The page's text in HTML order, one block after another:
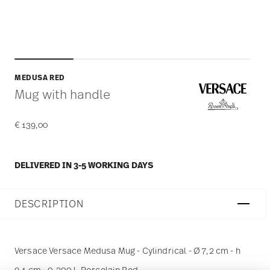
MEDUSA RED
Mug with handle
€ 139,00
DELIVERED IN 3-5 WORKING DAYS
DESCRIPTION
Versace Versace Medusa Mug - Cylindrical - Ø 7,2 cm - h